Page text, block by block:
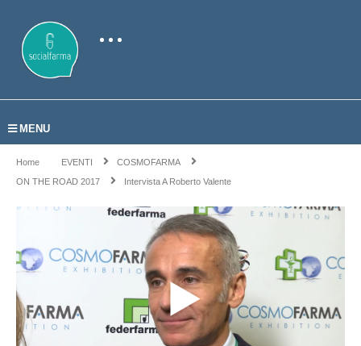
MENU
Home EVENTI
COSMOFARMA
ON THE ROAD 2017
Intervista A Roberto Valente